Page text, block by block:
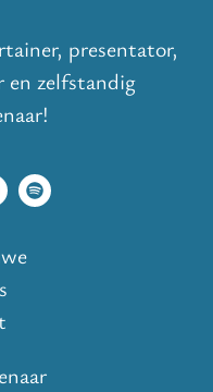
presentator,
en zelfstandig